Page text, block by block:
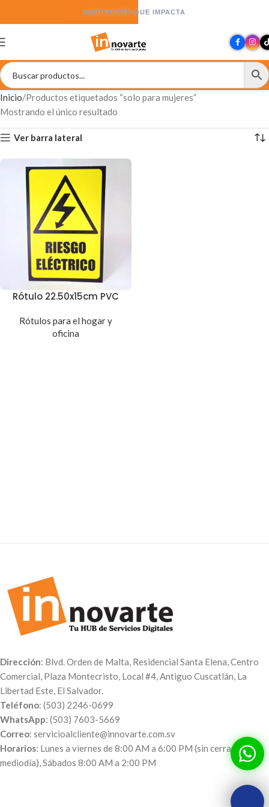
INNOVACIÓN QUE IMPACTA
Inicio Productos etiquetados “solo para mujeres”
Mostrando el único resultado
Ver barra lateral
Rótulo 22.50x15cm PVC
Rótulos para el hogar y
oficina
Dirección: Blvd. Orden de Malta, Residencial Santa Elena, Centro
Comercial, Plaza Montecristo, Local #4, Antiguo Cuscatlán, La
Libertad Este, El Salvador.
Teléfono: (503) 2246-0699
WhatsApp: (503) 7603-5669
Correo: servicioalcliente@innovarte.com.sv
Horarios: Lunes a viernes de 8:00 AM a 6:00 PM (sin cerrar al
mediodía), Sábados 8:00 AM a 2:00 PM